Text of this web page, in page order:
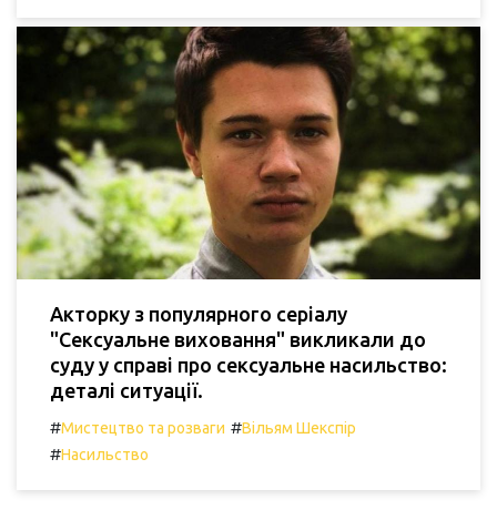
Акторку з популярного серіалу
"Сексуальне виховання" викликали до
суду у справі про сексуальне насильство:
деталі ситуації.
#Мистецтво та розваги #Вільям Шекспір
#Насильство